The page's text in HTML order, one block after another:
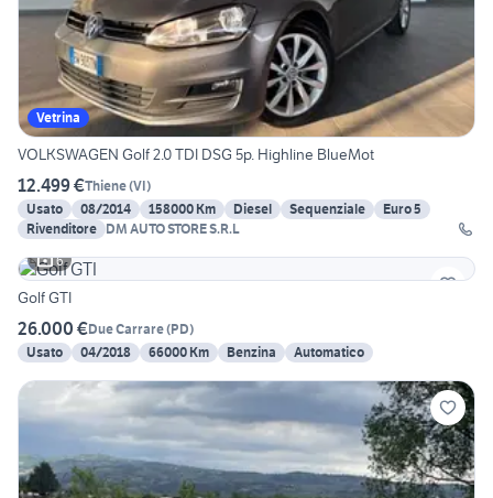
Vetrina
VOLKSWAGEN Golf 2.0 TDI DSG 5p. Highline BlueMot
12.499 €Thiene(VI)
Usato
08/2014 158000 Km Diesel Sequenziale
Euro 5
Rivenditore DM AUTO STORE S.R.L
6
Golf GTI
26.000 €Due Carrare(PD)
Usato
04/2018 66000 Km Benzina Automatico